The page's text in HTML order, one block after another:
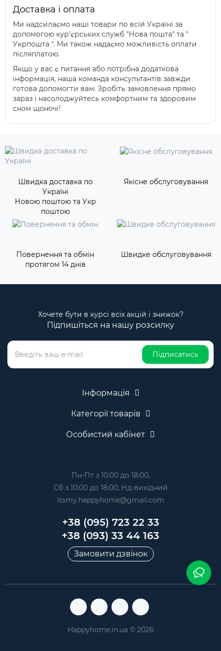
Доставка і оплата
Ми надсилаємо наші товари по всій Україні за
допомогою кур'єрських служб "Нова пошта" та "
Укрпошта ". Ми також надаємо можливість оплати
післяплатою.
Якщо у вас є питання або потрібна додаткова
інформація, наша команда консультантів завжди
готова допомогти вам. Зробіть замовлення прямо
зараз і насолоджуйтесь комфортним та здоровим
сном щоночі!
Швидка доставка по
Україні
Новою поштою та Укр
поштою
Якісне обслуговування
Повернення та обмін
протягом 14 днів
Швидке обслуговування
Хочете бути в курсі всіх акцій і знижок?
Підпишіться на нашу розсилку
Підписатись
Інформація
Категорії товарів
Особистий кабінет
Пн-Пт з 10:00 до 18:00,
Сб з 10:00 до 18:00, Нд-вихідний
itsmy.happyhome@gmail.com
+38 (095) 723 22 33
+38 (093) 33 44 163
Замовити дзвінок
Happyhome.in.ua © 2026